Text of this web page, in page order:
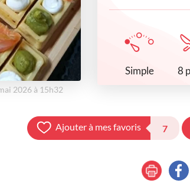
2026 à 15h32
Simple 8
Ajouter à mes favoris 7